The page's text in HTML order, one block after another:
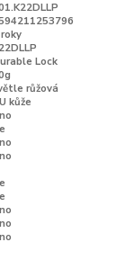
Lock
růžová
kůže